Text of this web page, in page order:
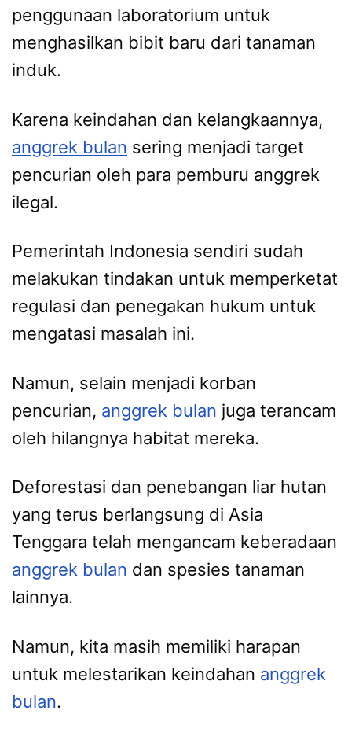
penggunaan laboratorium untuk
menghasilkan bibit baru dari tanaman
induk.
Karena keindahan dan kelangkaannya,
anggrek bulan sering menjadi target
pencurian oleh para pemburu anggrek
ilegal.
Pemerintah Indonesia sendiri sudah
melakukan tindakan untuk memperketat
regulasi dan penegakan hukum untuk
mengatasi masalah ini.
Namun, selain menjadi korban
pencurian, anggrek bulan juga terancam
oleh hilangnya habitat mereka.
Deforestasi dan penebangan liar hutan
yang terus berlangsung di Asia
Tenggara telah mengancam keberadaan
anggrek bulan dan spesies tanaman
lainnya.
Namun, kita masih memiliki harapan
untuk melestarikan keindahan anggrek
bulan.